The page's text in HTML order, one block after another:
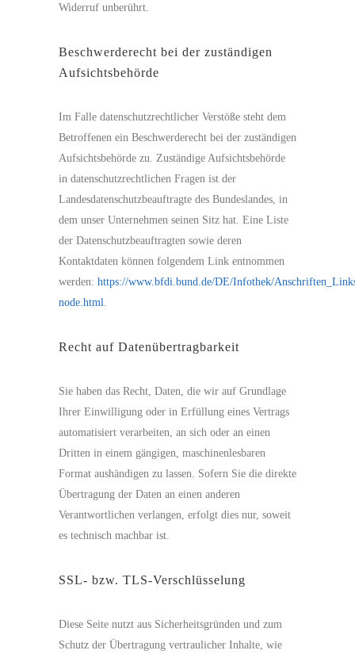
Widerruf unberührt.
Beschwerderecht bei der zuständigen
Aufsichtsbehörde
Im Falle datenschutzrechtlicher Verstöße steht dem
Betroffenen ein Beschwerderecht bei der zuständigen
Aufsichtsbehörde zu. Zuständige Aufsichtsbehörde
in datenschutzrechtlichen Fragen ist der
Landesdatenschutzbeauftragte des Bundeslandes, in
dem unser Unternehmen seinen Sitz hat. Eine Liste
der Datenschutzbeauftragten sowie deren
Kontaktdaten können folgendem Link entnommen
werden: https://www.bfdi.bund.de/DE/Infothek/
node.html
Recht auf Datenübertragbarkeit
Sie haben das Recht, Daten, die wir auf Grundlage
Ihrer Einwilligung oder in Erfüllung eines Vertrags
automatisiert verarbeiten, an sich oder an einen
Dritten in einem gängigen, maschinenlesbaren
Format aushändigen zu lassen. Sofern Sie die direkte
Übertragung der Daten an einen anderen
Verantwortlichen verlangen, erfolgt dies nur, soweit
es technisch machbar ist.
SSL- bzw. TLS-Verschlüsselung
Diese Seite nutzt aus Sicherheitsgründen und zum
Schutz der Übertragung vertraulicher Inhalte, wie